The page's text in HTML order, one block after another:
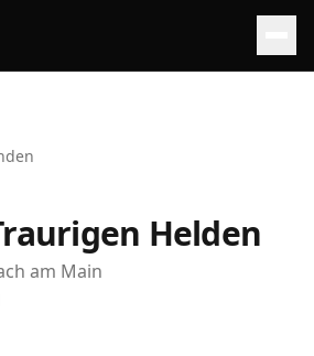
Helden
am Main